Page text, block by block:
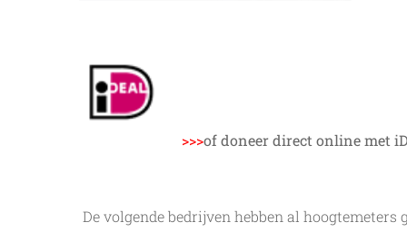
>>>of doneer direct online met
De volgende bedrijven hebben al hoogtemeters